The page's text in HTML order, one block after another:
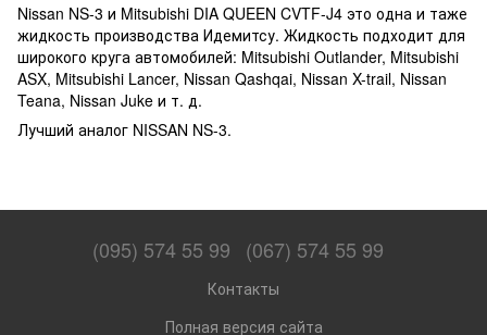
Nissan NS-3 и Mitsubishi DIA QUEEN CVTF-J4 это одна и таже
жидкость производства Идемитсу. Жидкость подходит для
широкого круга автомобилей: Mitsubishi Outlander, Mitsubishi
ASX, Mitsubishi Lancer, Nissan Qashqai, Nissan X-trail, Nissan
Teana, Nissan Juke и т. д.
Лучший аналог NISSAN NS-3.
(095) 574 55 99 (067) 574 55 99
Контакты
Полная версия сайта